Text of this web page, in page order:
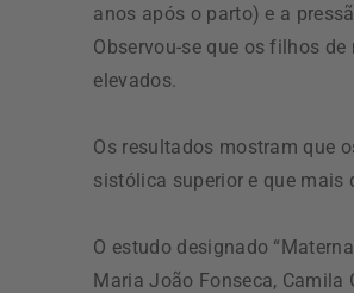
anos após o parto) e a
Observou-se que os filhos
elevados.
Os resultados mostram que
sistólica superior e que mais
O estudo designado
Maria João Fonseca, Camila